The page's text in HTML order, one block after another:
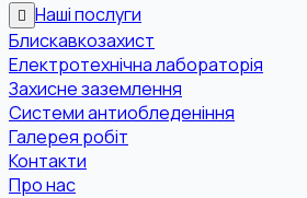
Наші послуги
Блискавкозахист
Електротехнічна лабораторія
Захисне заземлення
Системи антиобледеніння
Галерея робіт
Контакти
Про нас